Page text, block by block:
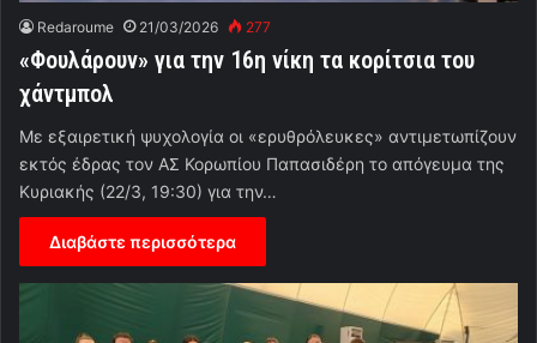
Redaroume 21/03/2026 277
«Φουλάρουν» για την 16η νίκη τα κορίτσια του
χάντμπολ
Με εξαιρετική ψυχολογία οι «ερυθρόλευκες» αντιμετωπίζουν
εκτός έδρας τον ΑΣ Κορωπίου Παπασιδέρη το απόγευμα της
Κυριακής (22/3, 19:30) για την…
Διαβάστε περισσότερα